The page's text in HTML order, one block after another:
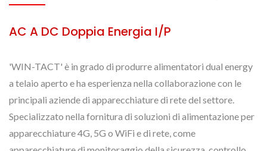
AC A DC Doppia Energia I/P
'WIN-TACT' è in grado di produrre alimentatori dual energy
a telaio aperto e ha esperienza nella collaborazione con le
principali aziende di apparecchiature di rete del settore.
Specializzato nella fornitura di soluzioni di alimentazione per
apparecchiature 4G, 5G o WiFi e di rete, come